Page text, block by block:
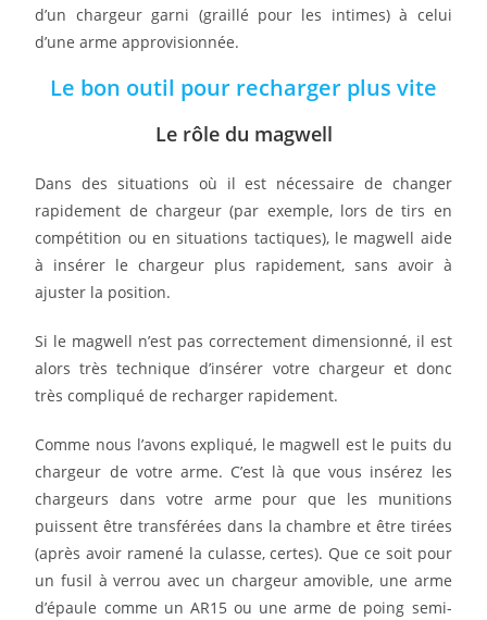
d’un chargeur garni (graillé pour les intimes) à celui
d’une arme approvisionnée.
Le bon outil pour recharger plus vite
Le rôle du magwell
Dans des situations où il est nécessaire de changer
rapidement de chargeur (par exemple, lors de tirs en
compétition ou en situations tactiques), le magwell aide
à insérer le chargeur plus rapidement, sans avoir à
ajuster la position.
Si le magwell n’est pas correctement dimensionné, il est
alors très technique d’insérer votre chargeur et donc
très compliqué de recharger rapidement.
Comme nous l’avons expliqué, le magwell est le puits du
chargeur de votre arme. C’est là que vous insérez les
chargeurs dans votre arme pour que les munitions
puissent être transférées dans la chambre et être tirées
(après avoir ramené la culasse, certes). Que ce soit pour
un fusil à verrou avec un chargeur amovible, une arme
d’épaule comme un AR15 ou une arme de poing semi-